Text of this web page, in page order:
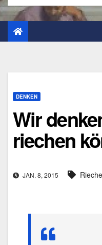
DENKEN
Wir
riechen
JAN. 8, 2015